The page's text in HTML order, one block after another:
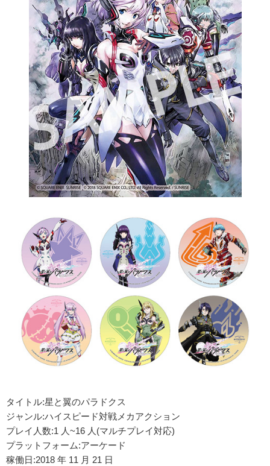
タイトル:星と翼のパラドクス
ジャンル:ハイスピード対戦メカアクション
プレイ人数:1 人~16 人(マルチプレイ対応)
プラットフォーム:アーケード
稼働日:2018 年 11 月 21 日